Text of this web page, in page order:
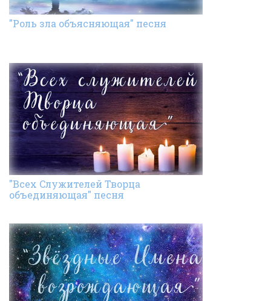
"Роль зла объясняющая" песня
"Всех Cлужителей Творца
объединяющая" песня